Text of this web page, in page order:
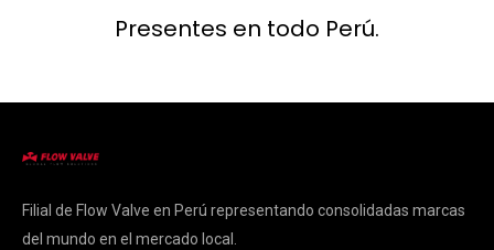
Presentes en todo Perú.
Filial de Flow Valve en Perú representando consolidadas marcas
del mundo en el mercado local.